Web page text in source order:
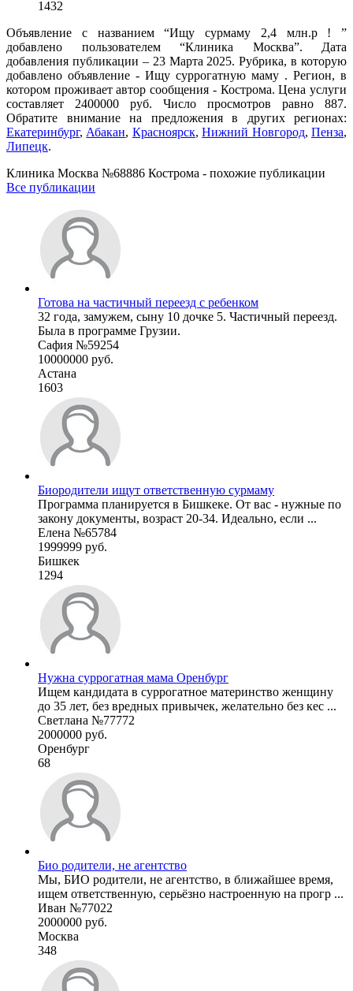
1432
Объявление с названием “Ищу сурмаму 2,4 млн.р ! ”
добавлено пользователем “Клиника Москва”. Дата
добавления публикации – 23 Марта 2025. Рубрика, в которую
добавлено объявление - Ищу суррогатную маму . Регион, в
котором проживает автор сообщения - Кострома. Цена услуги
составляет 2400000 руб. Число просмотров равно 887.
Обратите внимание на предложения в других регионах:
Екатеринбург, Абакан, Красноярск,Нижний Новгород,Пенза,
Липецк.
Клиника Москва №68886 Кострома - похожие публикации
Все публикации
Готова на частичный переезд с ребенком
32 года, замужем, сыну 10 дочке 5. Частичный переезд.
Была в программе Грузии.
Сафия №59254
10000000 руб.
Астана
1603
Биородители ищут ответственную сурмаму
Программа планируется в Бишкеке. От вас - нужные по
закону документы, возраст 20-34. Идеально, если ...
Елена №65784
1999999 руб.
Бишкек
1294
Нужна суррогатная мама Оренбург
Ищем кандидата в суррогатное материнство женщину
до 35 лет, без вредных привычек, желательно без кес ...
Светлана №77772
2000000 руб.
Оренбург
68
Био родители, не агентство
Мы, БИО родители, не агентство, в ближайшее время,
ищем ответственную, серьёзно настроенную на прогр ...
Иван №77022
2000000 руб.
Москва
348